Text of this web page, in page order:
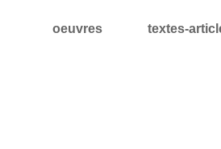
oeuvres textes-